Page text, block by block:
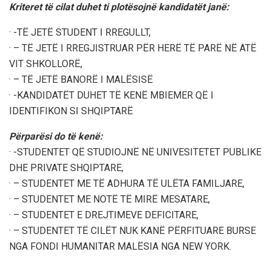
Kriteret të cilat duhet ti plotësojnë kandidatët janë:
· -TË JETË STUDENT I RREGULLT,
· – TË JETË I RREGJISTRUAR PËR HERË TË PARË NË ATË
VIT SHKOLLORË,
· – TË JETË BANORË I MALËSISË
· -KANDIDATËT DUHET TË KENË MBIEMER QË I
IDENTIFIKON SI SHQIPTARË
Përparësi do të kenë:
· -STUDENTET QË STUDIOJNË NË UNIVESITETET PUBLIKE
DHE PRIVATE SHQIPTARE,
· – STUDENTET ME TË ADHURA TË ULËTA FAMILJARE,
· – STUDENTET ME NOTË TË MIRË MESATARE,
· – STUDENTET E DREJTIMEVE DEFICITARE,
· – STUDENTET TË CILËT NUK KANË PËRFITUARE BURSE
NGA FONDI HUMANITAR MALËSIA NGA NEW YORK.